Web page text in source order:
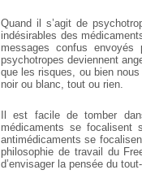
Quand il s’agit de
indésirables des
messages confus
psychotropes deviennent
que les risques, ou bien
noir ou blanc, tout ou rien.
Il est facile de tomber
médicaments se
antimédicaments se
philosophie de travail du
d’envisager la pensée du